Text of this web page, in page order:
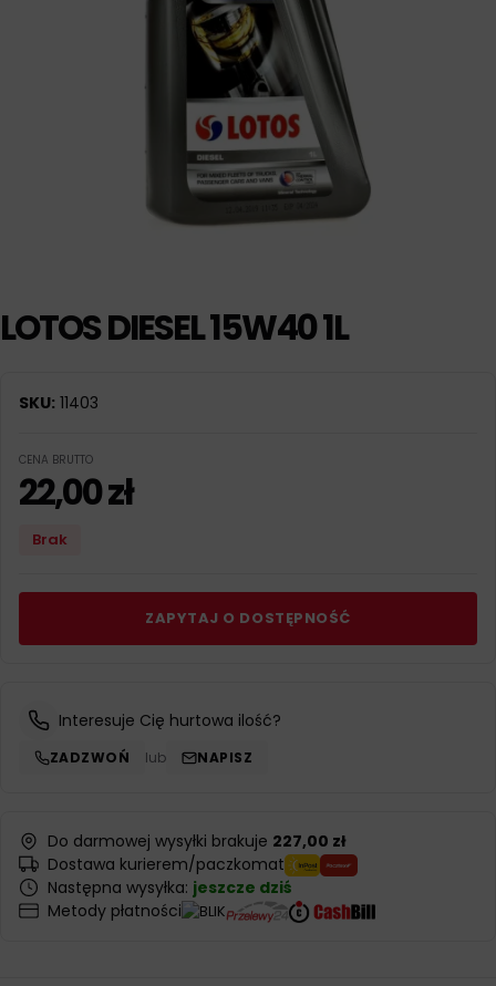
LOTOS DIESEL 15W40 1L
SKU: 11403
CENA BRUTTO
22,00zł
Brak
ZAPYTAJ O DOSTĘPNOŚĆ
Interesuje Cię hurtowa ilość?
ZADZWOŃ lub NAPISZ
Do darmowej wysyłki brakuje 227,00 zł
Dostawa kurierem/paczkomat
Następna wysyłka: jeszcze dziś
Metody płatności